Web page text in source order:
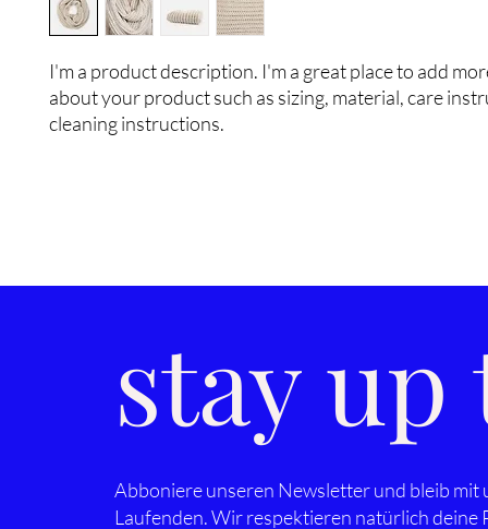
I'm a product description. I'm a great place to add
about your product such as sizing, material, care
cleaning instructions.
stay
Abboniere unseren Newsletter und bleib mit
Laufenden. Wir respektieren natürlich